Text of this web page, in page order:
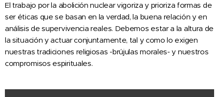
El trabajo por la abolición nuclear vigoriza y prioriza formas de
ser éticas que se basan en la verdad, la buena relación y en
análisis de supervivencia reales. Debemos estar a la altura de
la situación y actuar conjuntamente, tal y como lo exigen
nuestras tradiciones religiosas -brújulas morales- y nuestros
compromisos espirituales.